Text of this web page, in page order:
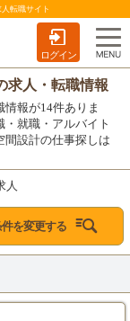
転職サイト
ログイン
求人・転職情報
報が14件ありま
就職・アルバイト
間設計の仕事探しは
人
を変更する